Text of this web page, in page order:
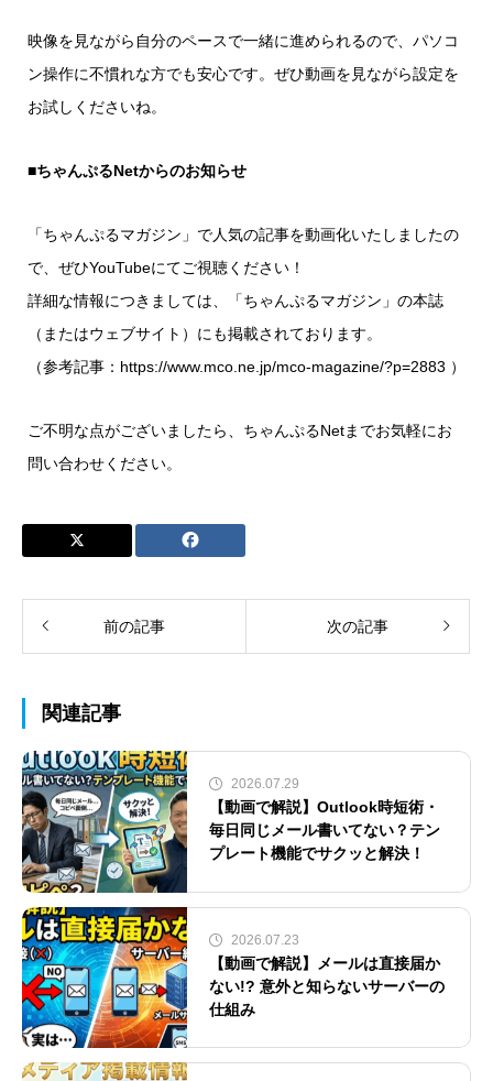
映像を見ながら自分のペースで一緒に進められるので、パソコ
ン操作に不慣れな方でも安心です。ぜひ動画を見ながら設定を
お試しくださいね。
■ちゃんぷるNetからのお知らせ
「ちゃんぷるマガジン」で人気の記事を動画化いたしましたの
で、ぜひYouTubeにてご視聴ください！
詳細な情報につきましては、「ちゃんぷるマガジン」の本誌
（またはウェブサイト）にも掲載されております。
（参考記事：https://www.mco.ne.jp/mco-magazine/?p=2883 ）
ご不明な点がございましたら、ちゃんぷるNetまでお気軽にお
問い合わせください。
前の記事 次の記事
関連記事
2026.07.29
【動画で解説】Outlook時短術・
毎日同じメール書いてない？テン
プレート機能でサクッと解決！
2026.07.23
【動画で解説】メールは直接届か
ない!? 意外と知らないサーバーの
仕組み